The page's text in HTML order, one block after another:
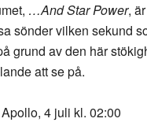
…And Star Power,
sönder vilken sekund
grund av den här
att se på.
4 juli kl. 02:00